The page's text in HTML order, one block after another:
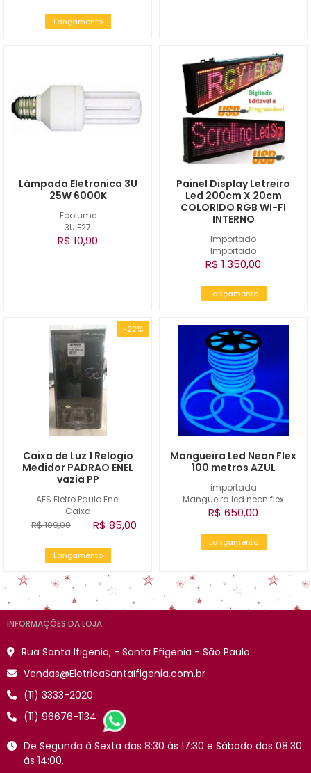
Lançamento
Ecolume
3U E27
Lâmpada Eletronica 3U
25W 6000K
R$ 10,90
Importado
Importado
Painel Display Letreiro
Led 200cm X 20cm
COLORIDO RGB WI-FI
INTERNO
R$ 1.350,00
Lançamento
-22%
AES Eletro Paulo Enel
Caixa
Caixa de Luz 1 Relogio
Medidor PADRAO ENEL
vazia PP
R$ 109,00 R$ 85,00
Lançamento
importada
Mangueira led neon flex
Mangueira Led Neon Flex
100 metros AZUL
R$ 650,00
Lançamento
INFORMAÇÕES DA LOJA
Rua Santa Ifigenia, - Santa Efigenia - São Paulo
Vendas@EletricaSantaIfigenia.com.br
(11) 3333-2020
(11) 96676-1134
De Segunda à Sexta das 8:30 às 17:30 e Sábado das 08:30
às 14:00.